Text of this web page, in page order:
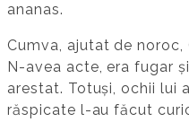
ananas.
Cumva, ajutat de noroc,
N-avea acte, era fugar
arestat. Totuși, ochii lui
răspicate l-au făcut